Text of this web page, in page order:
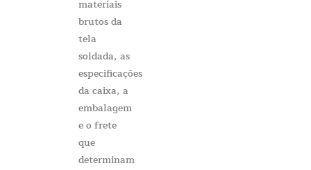
materiais
brutos da
tela
soldada, as
especificações
da caixa, a
embalagem
e o frete
que
determinam